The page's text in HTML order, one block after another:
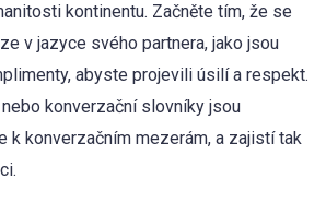
kontinentu. Začněte tím, že se
v jazyce svého partnera, jako jsou
abyste projevili úsilí a respekt.
konverzační slovníky jsou
k konverzačním mezerám, a zajistí tak